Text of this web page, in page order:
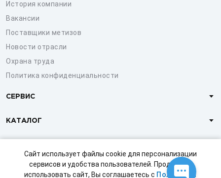
Сайт использует файлы cookie для персонализации
сервисов и удобства пользователей. Продолжая
использовать сайт, Вы соглашаетесь с Политикой
История компании
Вакансии
Поставщики метизов
Новости отрасли
Охрана труда
Политика конфиденциальности
СЕРВИС
КАТАЛОГ